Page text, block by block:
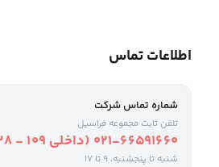
اطلاعات تماس
شماره تماس شرکت
تلفن ثابت مجموعه فراسیل
021-66591660 (داخلی ۱۰۹ - ۱۳۸)
شنبه تا پنجشنبه، 9 تا ۱۷